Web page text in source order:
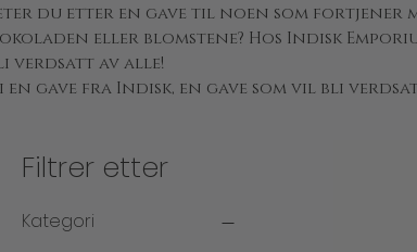
du etter en gave til noen som fortjener
eller blomstene? Hos Indisk
verdsatt av alle!
en gave fra Indisk, en gave som vil bli
Filtrer etter
Kategori